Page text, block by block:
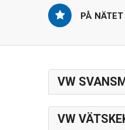
PÅ
VW
VW